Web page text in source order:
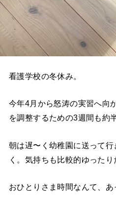
看護学校の冬休み。
今年4月から怒涛の実習へ向
を調整するための3週間も約
朝は遅〜く幼稚園に送って
く。気持ちも比較的ゆったり
おひとりさま時間なんて、あ